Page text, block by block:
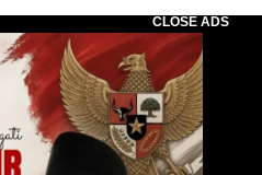
CLOSE ADS